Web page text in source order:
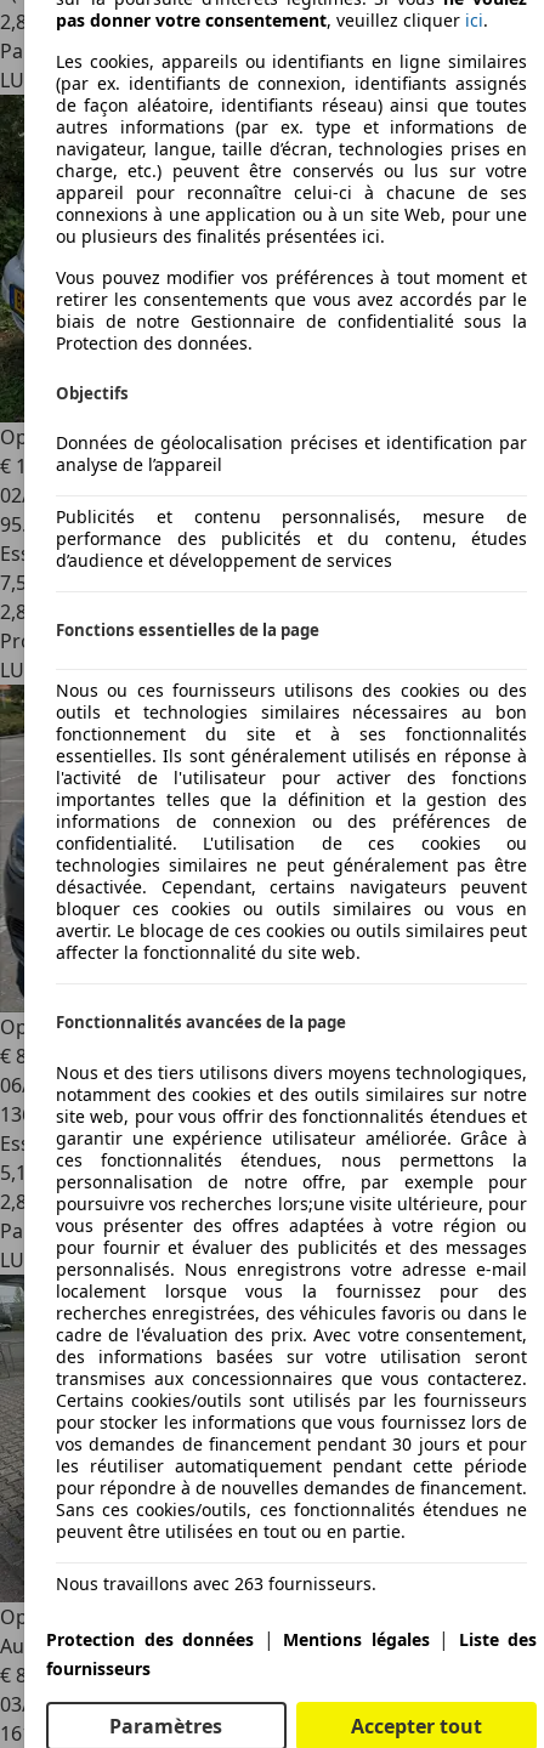
2,8
Particulier
LU 4571Differdange
Opel AstraAstra 1.6 Caravan Edition 2000
€ 1.990
02/2000
95.363 km
Essence
7,5 l/100 km (mixte)
2,8
Professionnel
LU 4991
Opel Astra1.4 Turbo 125 ch Start/Stop Innovation
€ 8.800
06/2018
136.000 km
Essence
5,1 l/100 km (mixte)
2,8
Particulier
LU 3324Roeser
Opel Astra
Automatik Innovation
€ 8.900
03/2017
161.500 km
pas donner votre consentement, veuillez cliquer ici.
Les cookies, appareils ou identifiants en ligne similaires
(par ex. identifiants de connexion, identifiants assignés
de façon aléatoire, identifiants réseau) ainsi que toutes
autres informations (par ex. type et informations de
navigateur, langue, taille d’écran, technologies prises en
charge, etc.) peuvent être conservés ou lus sur votre
appareil pour reconnaître celui-ci à chacune de ses
connexions à une application ou à un site Web, pour une
ou plusieurs des finalités présentées ici.
Vous pouvez modifier vos préférences à tout moment et
retirer les consentements que vous avez accordés par le
biais de notre Gestionnaire de confidentialité sous la
Protection des données.
Objectifs
Données de géolocalisation précises et identification par
analyse de l’appareil
Publicités et contenu personnalisés, mesure de
performance des publicités et du contenu, études
d’audience et développement de services
Fonctions essentielles de la page
Nous ou ces fournisseurs utilisons des cookies ou des
outils et technologies similaires nécessaires au bon
fonctionnement du site et à ses fonctionnalités
essentielles. Ils sont généralement utilisés en réponse à
l'activité de l'utilisateur pour activer des fonctions
importantes telles que la définition et la gestion des
informations de connexion ou des préférences de
confidentialité. L'utilisation de ces cookies ou
technologies similaires ne peut généralement pas être
désactivée. Cependant, certains navigateurs peuvent
bloquer ces cookies ou outils similaires ou vous en
avertir. Le blocage de ces cookies ou outils similaires peut
affecter la fonctionnalité du site web.
Fonctionnalités avancées de la page
Nous et des tiers utilisons divers moyens technologiques,
notamment des cookies et des outils similaires sur notre
site web, pour vous offrir des fonctionnalités étendues et
garantir une expérience utilisateur améliorée. Grâce à
ces fonctionnalités étendues, nous permettons la
personnalisation de notre offre, par exemple pour
poursuivre vos recherches lors;une visite ultérieure, pour
vous présenter des offres adaptées à votre région ou
pour fournir et évaluer des publicités et des messages
personnalisés. Nous enregistrons votre adresse e-mail
localement lorsque vous la fournissez pour des
recherches enregistrées, des véhicules favoris ou dans le
cadre de l'évaluation des prix. Avec votre consentement,
des informations basées sur votre utilisation seront
transmises aux concessionnaires que vous contacterez.
Certains cookies/outils sont utilisés par les fournisseurs
pour stocker les informations que vous fournissez lors de
vos demandes de financement pendant 30 jours et pour
les réutiliser automatiquement pendant cette période
pour répondre à de nouvelles demandes de financement.
Sans ces cookies/outils, ces fonctionnalités étendues ne
peuvent être utilisées en tout ou en partie.
Nous travaillons avec 263 fournisseurs.
Protection des données | Mentions légales|
Liste des
fournisseurs
Paramètres Accepter tout